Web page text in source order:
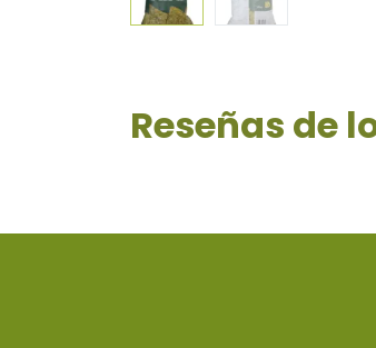
Reseñas de